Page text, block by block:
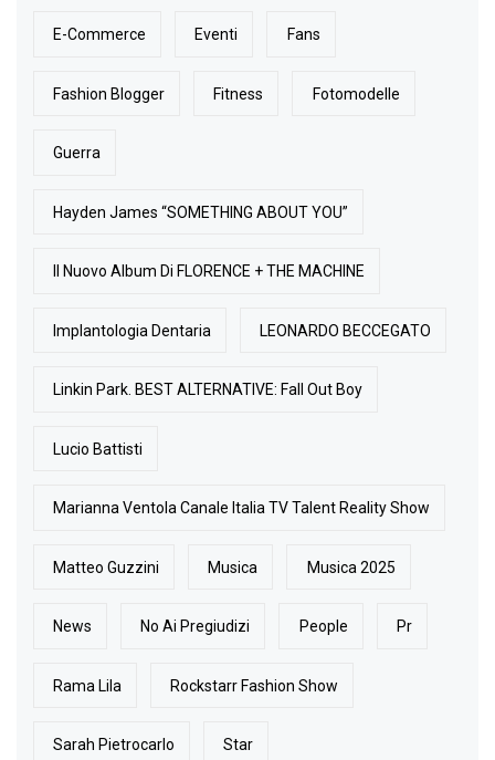
E-Commerce Eventi Fans
Fashion Blogger Fitness Fotomodelle
Guerra
Hayden James “SOMETHING ABOUT YOU”
Il Nuovo Album Di FLORENCE + THE MACHINE
Implantologia Dentaria LEONARDO BECCEGATO
Linkin Park. BEST ALTERNATIVE: Fall Out Boy
Lucio Battisti
Marianna Ventola Canale Italia TV Talent Reality Show
Matteo Guzzini Musica Musica 2025
News No Ai Pregiudizi People Pr
Rama Lila Rockstarr Fashion Show
Sarah Pietrocarlo Star